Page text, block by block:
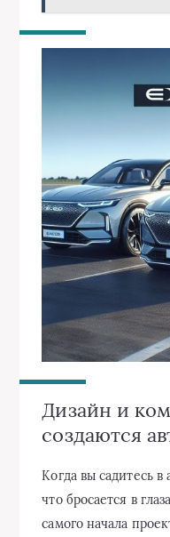
Дизайн и
создаются
Когда вы садитесь в
что бросается в
самого начала